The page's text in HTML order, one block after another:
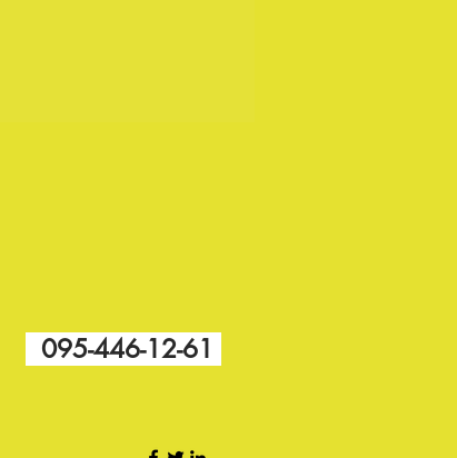
095-446-12-61